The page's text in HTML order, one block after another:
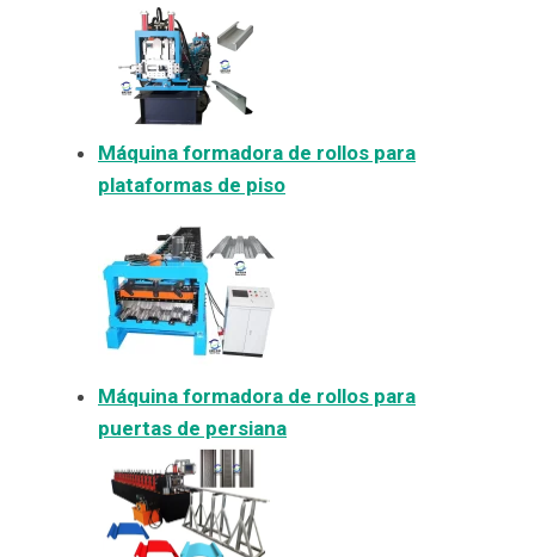
Máquina formadora de rollos para
plataformas de piso
Máquina formadora de rollos para
puertas de persiana